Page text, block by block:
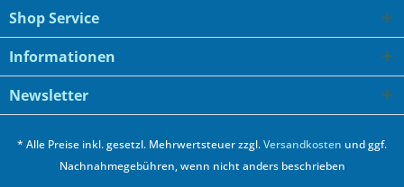
Shop Service
Informationen
Newsletter
* Alle Preise inkl. gesetzl. Mehrwertsteuer zzgl.Versandkosten und ggf.
Nachnahmegebühren, wenn nicht anders beschrieben